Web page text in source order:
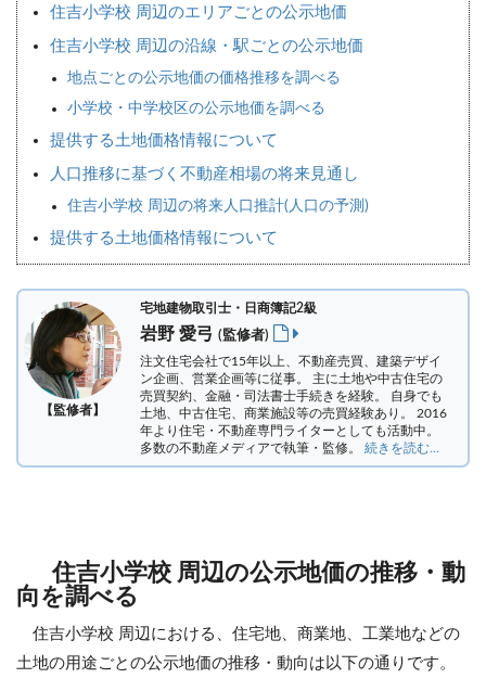
住吉小学校 周辺のエリアごとの公示地価
住吉小学校 周辺の沿線・駅ごとの公示地価
地点ごとの公示地価の価格推移を調べる
小学校・中学校区の公示地価を調べる
提供する土地価格情報について
人口推移に基づく不動産相場の将来見通し
住吉小学校 周辺の将来人口推計(人口の予測)
提供する土地価格情報について
【監修者】
宅地建物取引士・日商簿記2級
岩野 愛弓 (監修者)
注文住宅会社で15年以上、不動産売買、建築デザイ
ン企画、営業企画等に従事。 主に土地や中古住宅の
売買契約、金融・司法書士手続きを経験。 自身でも
土地、中古住宅、商業施設等の売買経験あり。 2016
年より住宅・不動産専門ライターとしても活動中。
多数の不動産メディアで執筆・監修。 続きを読む...
住吉小学校 周辺の公示地価の推移・動
向を調べる
住吉小学校 周辺における、住宅地、商業地、工業地などの
土地の用途ごとの公示地価の推移・動向は以下の通りです。